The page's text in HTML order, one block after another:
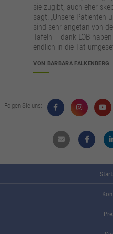
sie zugibt, auch eher
sagt: „Unsere Patienten
sind sehr angetan von
Tafeln – dank LOB
endlich in die Tat
VON BARBARA FALKENBERG
Folgen Sie uns:
Mail